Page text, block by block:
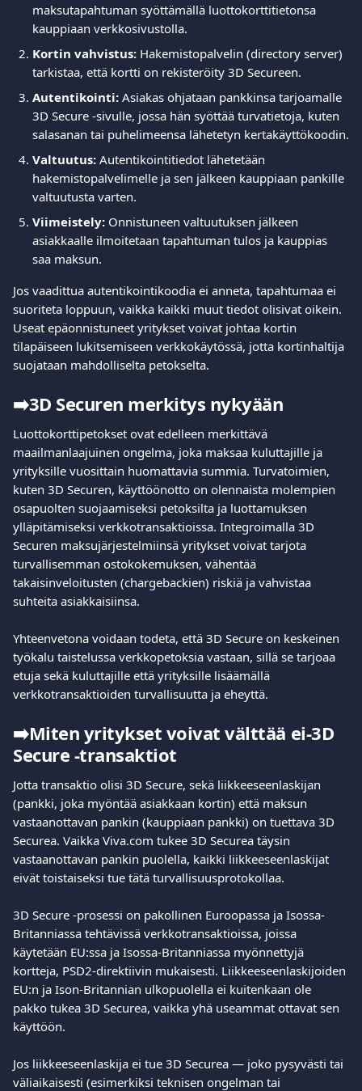
maksutapahtuman syöttämällä luottokorttitietonsa
kauppiaan verkkosivustolla.
Kortin vahvistus: Hakemistopalvelin (directory server)
tarkistaa, että kortti on rekisteröity 3D Secureen.
Autentikointi: Asiakas ohjataan pankkinsa tarjoamalle
3D Secure -sivulle, jossa hän syöttää turvatietoja, kuten
salasanan tai puhelimeensa lähetetyn kertakäyttökoodin.
Valtuutus: Autentikointitiedot lähetetään
hakemistopalvelimelle ja sen jälkeen kauppiaan pankille
valtuutusta varten.
Viimeistely: Onnistuneen valtuutuksen jälkeen
asiakkaalle ilmoitetaan tapahtuman tulos ja kauppias
saa maksun.
Jos vaadittua autentikointikoodia ei anneta, tapahtumaa ei
suoriteta loppuun, vaikka kaikki muut tiedot olisivat oikein.
Useat epäonnistuneet yritykset voivat johtaa kortin
tilapäiseen lukitsemiseen verkkokäytössä, jotta kortinhaltija
suojataan mahdolliselta petokselta.
➡️3D Securen merkitys nykyään
Luottokorttipetokset ovat edelleen merkittävä
maailmanlaajuinen ongelma, joka maksaa kuluttajille ja
yrityksille vuosittain huomattavia summia. Turvatoimien,
kuten 3D Securen, käyttöönotto on olennaista molempien
osapuolten suojaamiseksi petoksilta ja luottamuksen
ylläpitämiseksi verkkotransaktioissa. Integroimalla 3D
Securen maksujärjestelmiinsä yritykset voivat tarjota
turvallisemman ostokokemuksen, vähentää
takaisinveloitusten (chargebackien) riskiä ja vahvistaa
suhteita asiakkaisiinsa.
Yhteenvetona voidaan todeta, että 3D Secure on keskeinen
työkalu taistelussa verkkopetoksia vastaan, sillä se tarjoaa
etuja sekä kuluttajille että yrityksille lisäämällä
verkkotransaktioiden turvallisuutta ja eheyttä.
➡️Miten yritykset voivat välttää ei-3D
Secure -transaktiot
Jotta transaktio olisi 3D Secure, sekä liikkeeseenlaskijan
(pankki, joka myöntää asiakkaan kortin) että maksun
vastaanottavan pankin (kauppiaan pankki) on tuettava 3D
Securea. Vaikka Viva.com tukee 3D Securea täysin
vastaanottavan pankin puolella, kaikki liikkeeseenlaskijat
eivät toistaiseksi tue tätä turvallisuusprotokollaa.
3D Secure -prosessi on pakollinen Euroopassa ja Isossa-
Britanniassa tehtävissä verkkotransaktioissa, joissa
käytetään EU:ssa ja Isossa-Britanniassa myönnettyjä
kortteja, PSD2-direktiivin mukaisesti. Liikkeeseenlaskijoiden
EU:n ja Ison-Britannian ulkopuolella ei kuitenkaan ole
pakko tukea 3D Securea, vaikka yhä useammat ottavat sen
käyttöön.
Jos liikkeeseenlaskija ei tue 3D Securea — joko pysyvästi tai
väliaikaisesti (esimerkiksi teknisen ongelman tai